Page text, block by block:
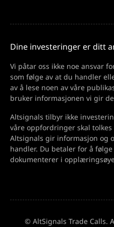
Dine investeringer er ditt
Vi påtar oss ikke noe ansvar
som følge av at du handler
av å lese noen av våre
bruker informasjonen vi gir
Altsignals tilbyr ikke
våre oppfordringer skal
Altsignals gir informasjon og
handler. Du betaler for å
dokumenterer i
© AltSignals Trade Calls.